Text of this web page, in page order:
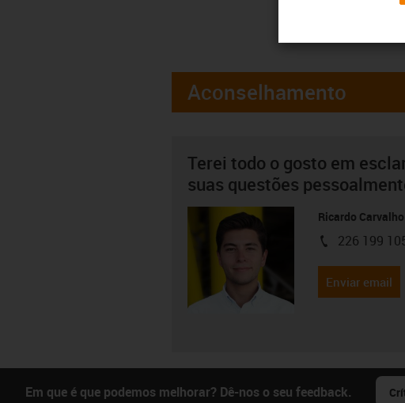
Aconselhamento
Terei todo o gosto em
suas questões
Ricardo Carvalho
igus-icon-
226 199
Enviar email
Em que é que podemos melhorar? Dê-nos o seu feedback.